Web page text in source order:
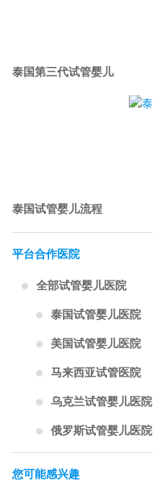
泰国第三代试管婴儿
泰国试管婴儿流程
平台合作医院
全部试管婴儿医院
泰国试管婴儿医院
美国试管婴儿医院
马来西亚试管医院
乌克兰试管婴儿医院
俄罗斯试管婴儿医院
您可能感兴趣